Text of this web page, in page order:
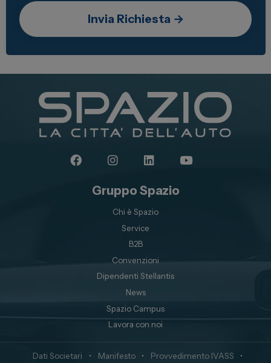
Gruppo Spazio
Chi è Spazio
Service
B2B
Convenzioni
Dipendenti Stellantis
News
Spazio Campus
Lavora con noi
Dati Societari • Manifesto • Provvedimento IVASS •